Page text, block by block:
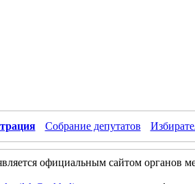
Собрание депутатов
официальным сайтом органов